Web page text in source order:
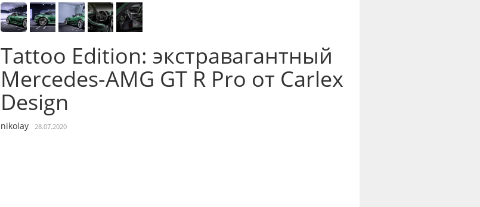
Tattoo Edition: экстравагантный
Mercedes-AMG GT R Pro от Carlex
Design
nikolay 28.07.2020